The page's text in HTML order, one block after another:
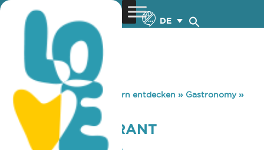
DE
You are here: Home »Zypern entdecken » Gastronomy»
DOROS RESTAURANT
DOROS RESTAURANT